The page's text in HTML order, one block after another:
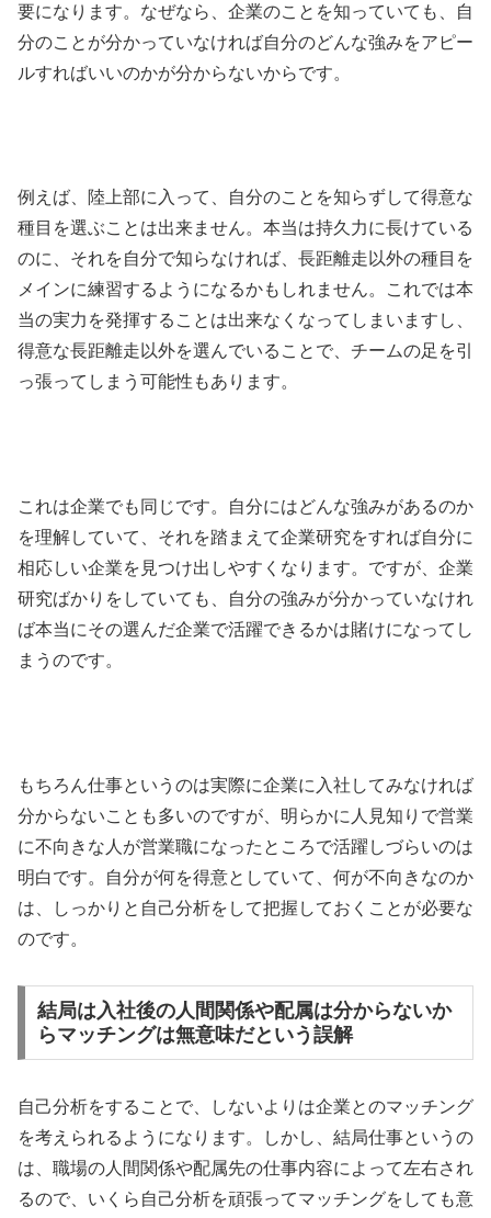
要になります。なぜなら、企業のことを知っていても、自
分のことが分かっていなければ自分のどんな強みをアピー
ルすればいいのかが分からないからです。
例えば、陸上部に入って、自分のことを知らずして得意な
種目を選ぶことは出来ません。本当は持久力に長けている
のに、それを自分で知らなければ、長距離走以外の種目を
メインに練習するようになるかもしれません。これでは本
当の実力を発揮することは出来なくなってしまいますし、
得意な長距離走以外を選んでいることで、チームの足を引
っ張ってしまう可能性もあります。
これは企業でも同じです。自分にはどんな強みがあるのか
を理解していて、それを踏まえて企業研究をすれば自分に
相応しい企業を見つけ出しやすくなります。ですが、企業
研究ばかりをしていても、自分の強みが分かっていなけれ
ば本当にその選んだ企業で活躍できるかは賭けになってし
まうのです。
もちろん仕事というのは実際に企業に入社してみなければ
分からないことも多いのですが、明らかに人見知りで営業
に不向きな人が営業職になったところで活躍しづらいのは
明白です。自分が何を得意としていて、何が不向きなのか
は、しっかりと自己分析をして把握しておくことが必要な
のです。
結局は入社後の人間関係や配属は分からないか
らマッチングは無意味だという誤解
自己分析をすることで、しないよりは企業とのマッチング
を考えられるようになります。しかし、結局仕事というの
は、職場の人間関係や配属先の仕事内容によって左右され
るので、いくら自己分析を頑張ってマッチングをしても意